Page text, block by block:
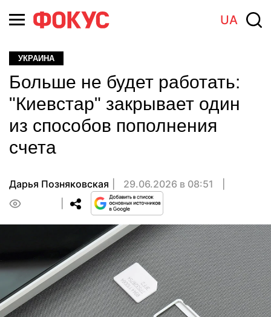
UA
УКРАИНА
Больше не будет работать:
"Киевстар" закрывает один
из способов пополнения
счета
Дарья Позняковская
29.06.2026 в 08:51